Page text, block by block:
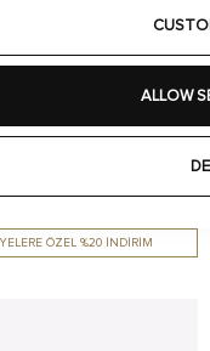
ALLOW
ÖZEL %20 İNDİRİM